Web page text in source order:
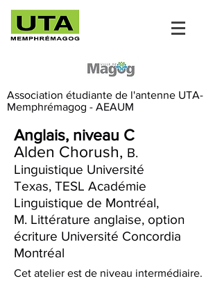
Association étudiante de l'antenne UTA-
Memphrémagog - AEAUM
Anglais, niveau C
Alden Chorush, B.
Linguistique Université
Texas, TESL Académie
Linguistique de Montréal,
M. Littérature anglaise, option
écriture Université Concordia
Montréal
Cet atelier est de niveau intermédiaire.